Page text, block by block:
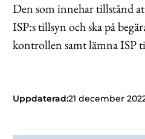
Den som innehar tillstånd
ISP:s tillsyn och ska på
kontrollen samt lämna ISP
Uppdaterad:21 december